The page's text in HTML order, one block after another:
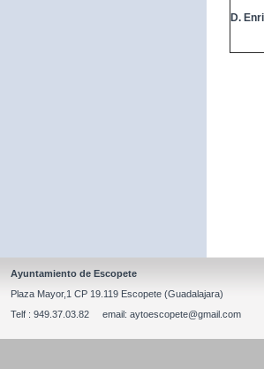
D.
Ayuntamiento de Escopete
Plaza Mayor,1 CP 19.119 Escopete (Guadalajara)
Telf : 949.37.03.82 email: aytoescopete@gmail.com